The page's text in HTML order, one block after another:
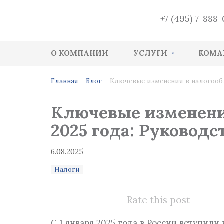
+7 (495) 7-
О КОМПАНИИ УСЛУГИ
Аутсорсинг ведения бухгалтерского
Услуги аудита ведения бухгалтерского
Восстановление бухгалтерского учета
Консалтинг по бухучету и
Функция финансового директора
Главная Блог Ключевые изменения в
Ключевые
2025 года:
6.08.2025
Налоги
Rate this post